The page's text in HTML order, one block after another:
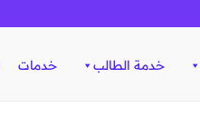
خدمة الطالب خدمات